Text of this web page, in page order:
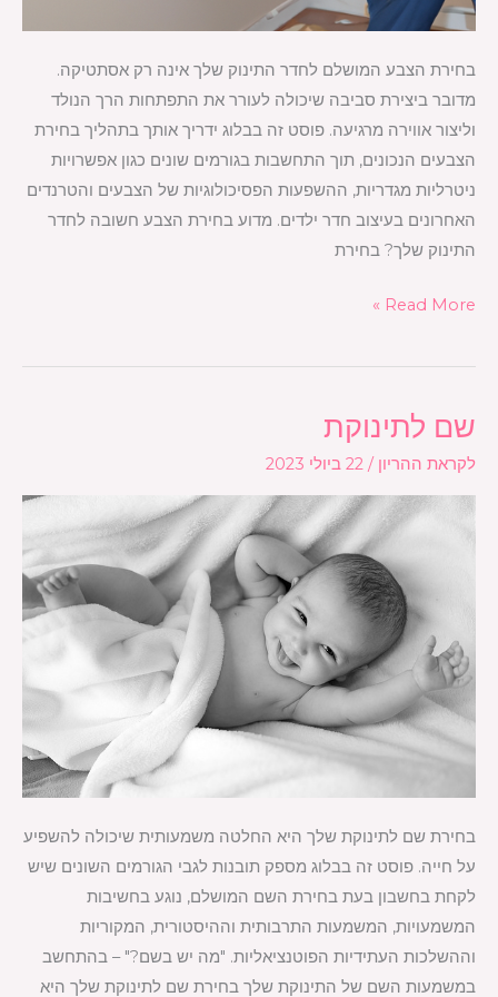
בחירת הצבע המושלם לחדר התינוק שלך אינה רק אסתטיקה.
מדובר ביצירת סביבה שיכולה לעורר את התפתחות הרך הנולד
וליצור אווירה מרגיעה. פוסט זה בבלוג ידריך אותך בתהליך בחירת
הצבעים הנכונים, תוך התחשבות בגורמים שונים כגון אפשרויות
ניטרליות מגדריות, ההשפעות הפסיכולוגיות של הצבעים והטרנדים
האחרונים בעיצוב חדר ילדים. מדוע בחירת הצבע חשובה לחדר
התינוק שלך? בחירת
Read More »
שם לתינוקת
לקראת ההריון / 22 ביולי 2023
בחירת שם לתינוקת שלך היא החלטה משמעותית שיכולה להשפיע
על חייה. פוסט זה בבלוג מספק תובנות לגבי הגורמים השונים שיש
לקחת בחשבון בעת בחירת השם המושלם, נוגע בחשיבות
המשמעויות, המשמעות התרבותית וההיסטורית, המקוריות
וההשלכות העתידיות הפוטנציאליות. "מה יש בשם?" – בהתחשב
במשמעות השם של התינוקת שלך בחירת שם לתינוקת שלך היא
שם